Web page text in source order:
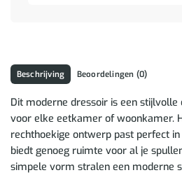
Beschrijving Beoordelingen (0)
Dit moderne dressoir is een stijlvolle
voor elke eetkamer of woonkamer.
rechthoekige ontwerp past perfect
biedt genoeg ruimte voor al je
simpele vorm stralen een moderne